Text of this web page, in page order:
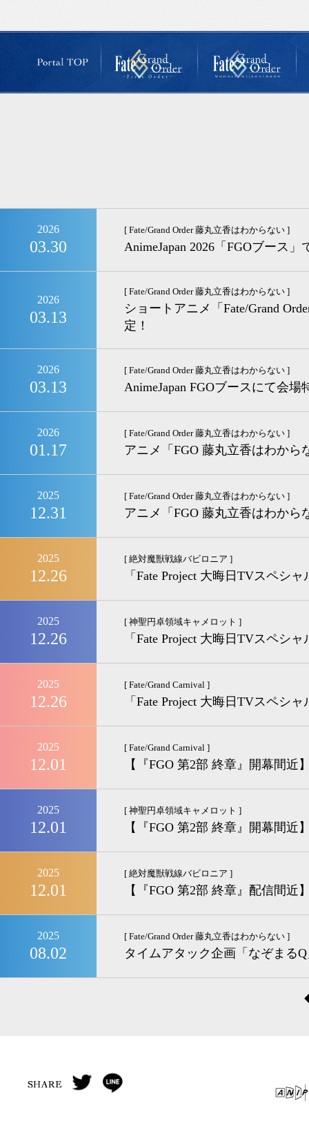
2026
03.30
[ Fate/Grand Order 藤丸立香はわからない ]
AnimeJapan 2026「FGOブース
2026
03.13
[ Fate/Grand Order 藤丸立香はわからない ]
ショートアニメ「Fate/Grand
定！
2026
03.13
[ Fate/Grand Order 藤丸立香はわからない ]
AnimeJapan FGOブースにて会
2026
01.17
[ Fate/Grand Order 藤丸立香はわからない ]
アニメ「FGO 藤丸立香はわから
2025
12.31
[ Fate/Grand Order 藤丸立香はわからない ]
アニメ「FGO 藤丸立香はわから
2025
12.26
[ 絶対魔獣戦線バビロニア ]
「Fate Project 大晦日TVスペシ
2025
12.26
[ 神聖円卓領域キャメロット ]
「Fate Project 大晦日TVスペシ
2025
12.26
[ Fate/Grand Carnival ]
「Fate Project 大晦日TVスペシ
2025
12.01
[ Fate/Grand Carnival ]
【『FGO 第2部 終章』開幕間
2025
12.01
[ 神聖円卓領域キャメロット ]
【『FGO 第2部 終章』開幕間
2025
12.01
[ 絶対魔獣戦線バビロニア ]
【『FGO 第2部 終章』配信間
2025
08.02
[ Fate/Grand Order 藤丸立香はわからない ]
タイムアタック企画「なぞまる